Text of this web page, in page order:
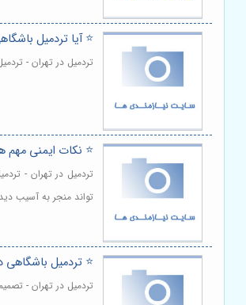
⭐️ آیا تردمیل
تردمیل در تهران -
⭐️ نکات ایمنی مهم
تردمیل در تهران -
تواند منجر به آسیب
⭐️ تردمیل
تردمیل در تهران -